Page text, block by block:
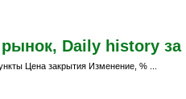
Daily history за
Цена закрытия Изменение, % ...